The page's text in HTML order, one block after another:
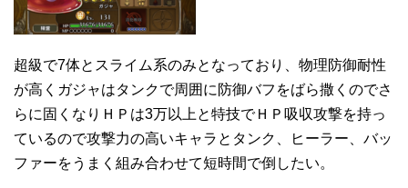
超級で7体とスライム系のみとなっており、物理防御耐性
が高くガジャはタンクで周囲に防御バフをばら撒くのでさ
らに固くなりＨＰは3万以上と特技でＨＰ吸収攻撃を持っ
ているので攻撃力の高いキャラとタンク、ヒーラー、バッ
ファーをうまく組み合わせて短時間で倒したい。